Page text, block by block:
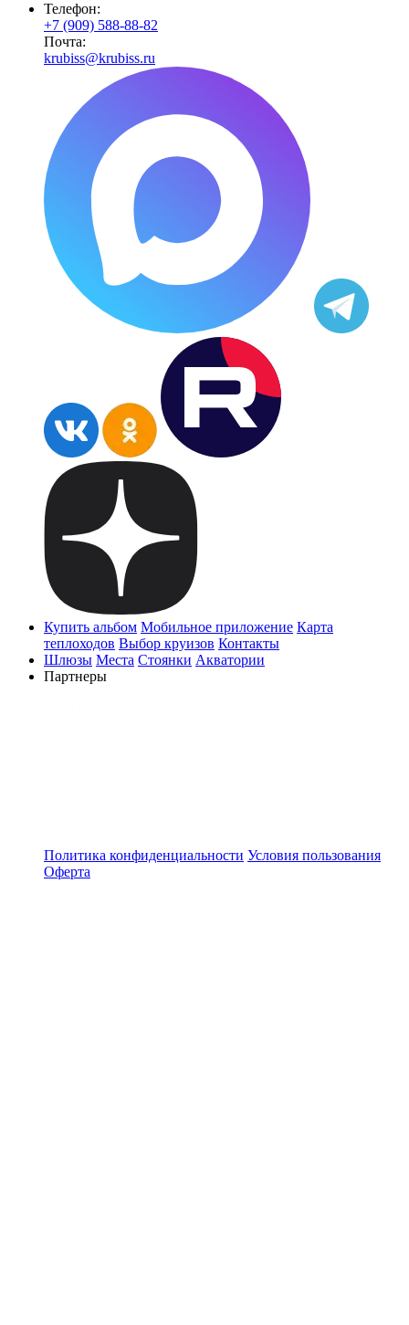
Телефон:
+7 (909) 588-88-82
Почта:
krubiss@krubiss.ru
Купить альбом Мобильное приложение Карта
теплоходов Выбор круизов Контакты
Шлюзы Места Стоянки Акватории
Партнеры
Политика конфиденциальности Условия пользования
Оферта